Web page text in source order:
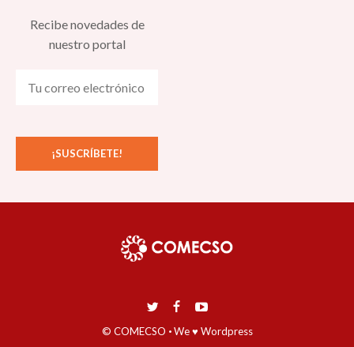
Recibe novedades de
nuestro portal
© COMECSO ·We ♥ Wordpress